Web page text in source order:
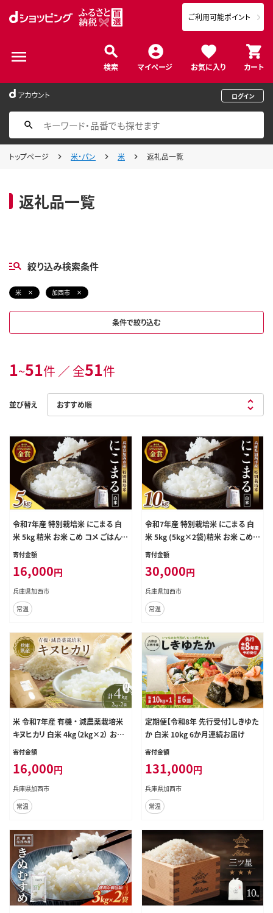
検索 マイページ お気に入り カート
ご利用可能ポイント
アカウント ログイン
トップページ 米・パン 米 返礼品一覧
返礼品一覧
絞り込み検索条件
米 加西市
条件で絞り込む
1~51件 ／ 全51件
並び替え
令和7年産 特別栽培米 にこまる 白
米 5kg 精米 お米 こめ コメ ごはん
ご飯 単一原料米
寄付金額
16,000円
兵庫県加西市
常温
令和7年産 特別栽培米 にこまる 白
米 5kg (5kg×2袋)精米 お米 こめ
コメ ごはん ご飯 単一原料米
寄付金額
30,000円
兵庫県加西市
常温
米 令和7年産 有機 ・ 減農薬栽培米
キヌヒカリ 白米 4kg（2kg×2） お米
精米 単一品種 単一原料米 国産 兵
寄付金額
16,000円
兵庫県加西市
常温
定期便【令和8年 先行受付】しきゆた
か 白米 10kg 6か月連続お届け
寄付金額
131,000円
兵庫県加西市
常温